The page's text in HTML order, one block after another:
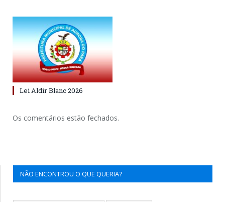
Lei Aldir Blanc 2026
Os comentários estão fechados.
NÃO ENCONTROU O QUE QUERIA?